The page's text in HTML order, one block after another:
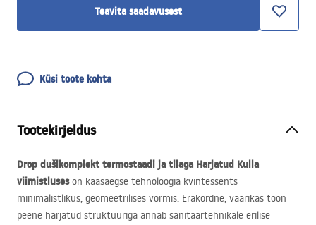
Teavita saadavusest
Küsi toote kohta
Tootekirjeldus
Drop dušikomplekt termostaadi ja tilaga Harjatud Kulla
viimistluseson kaasaegse tehnoloogia kvintessents
minimalistlikus, geomeetrilises vormis. Erakordne, väärikas toon
peene harjatud struktuuriga annab sanitaartehnikale erilise